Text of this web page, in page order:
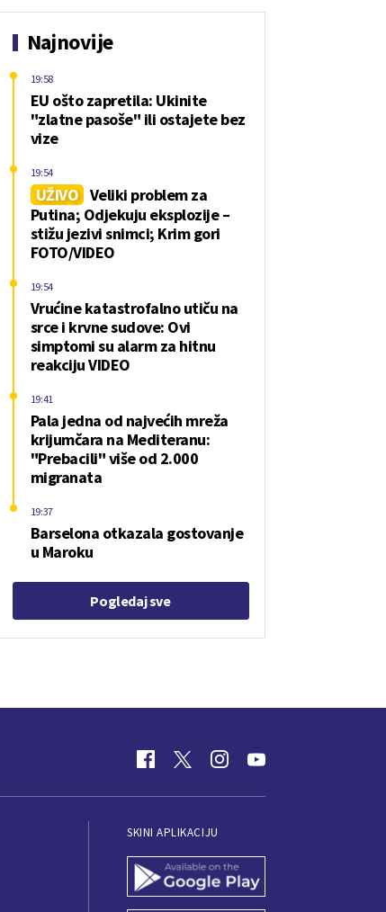
Najnovije
EU ošto zapretila: Ukinite
"zlatne pasoše" ili ostajete bez
vize
19:58
UŽIVO Veliki problem za
Putina; Odjekuju eksplozije –
stižu jezivi snimci; Krim gori
FOTO/VIDEO
19:54
Vrućine katastrofalno utiču na
srce i krvne sudove: Ovi
simptomi su alarm za hitnu
reakciju VIDEO
19:54
Pala jedna od najvećih mreža
krijumčara na Mediteranu:
"Prebacili" više od 2.000
migranata
19:41
Barselona otkazala gostovanje
u Maroku
19:37
Pogledaj sve
SKINI APLIKACIJU